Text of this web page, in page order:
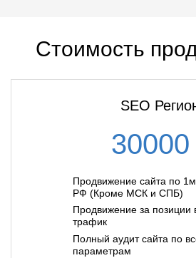
Стоимость
SEO
Продвижение сайта по
РФ (Кроме МСК и СПБ)
Продвижение за позиции
трафик
Полный аудит сайта по
параметрам